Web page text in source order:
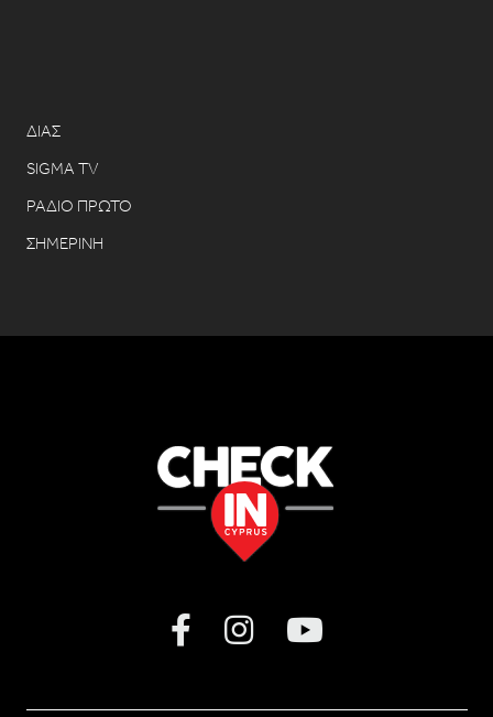
ΔΙΑΣ
SIGMA TV
ΡΑΔΙΟ ΠΡΩΤΟ
ΣΗΜΕΡΙΝΗ